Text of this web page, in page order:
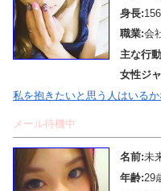
身長:
職業:会
主な行
女性ジ
私を抱きたいと思う人はいるか
メール待機中
名前:未
年齢:29